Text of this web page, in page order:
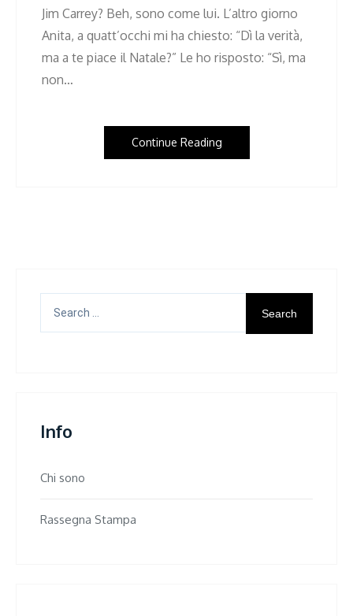
Jim Carrey? Beh, sono come lui. L’altro giorno
Anita, a quatt’occhi mi ha chiesto: “Dì la verità,
ma a te piace il Natale?” Le ho risposto: “Sì, ma
non…
Continue Reading
for:
Info
Chi sono
Rassegna Stampa